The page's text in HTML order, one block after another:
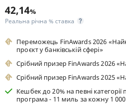
42,14%
Реальна річна % ставка
Переможець FinAwards 2026
проєкт у банківській сфері»
Срібний призер FinAwards 2026
Срібний призер FinAwards 2025
Кешбек до 20% на певні
програма - 11 миль за кожну 1